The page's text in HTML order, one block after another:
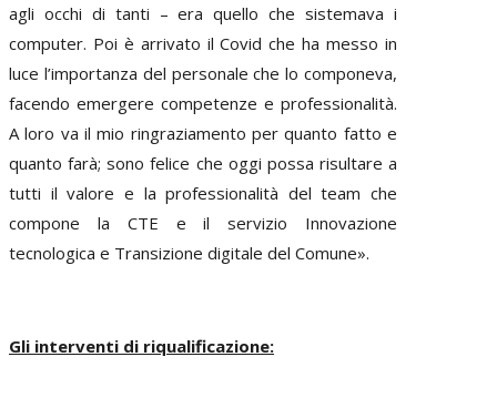
agli occhi di tanti – era quello che sistemava i
computer. Poi è arrivato il Covid che ha messo in
luce l’importanza del personale che lo componeva,
facendo emergere competenze e professionalità.
A loro va il mio ringraziamento per quanto fatto e
quanto farà; sono felice che oggi possa risultare a
tutti il valore e la professionalità del team che
compone la CTE e il servizio Innovazione
tecnologica e Transizione digitale del Comune».
Gli interventi di riqualificazione: